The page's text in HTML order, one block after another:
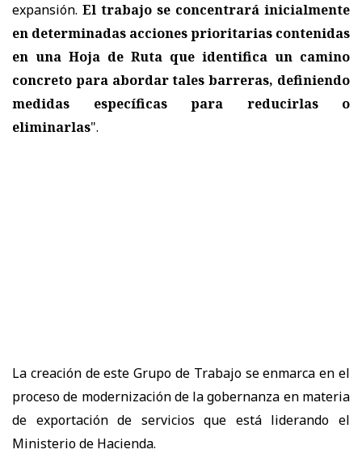
expansión. El trabajo se concentrará inicialmente
en determinadas acciones prioritarias contenidas
en una Hoja de Ruta que identifica un camino
concreto para abordar tales barreras, definiendo
medidas específicas para reducirlas o
eliminarlas".
La creación de este Grupo de Trabajo se enmarca en el
proceso de modernización de la gobernanza en materia
de exportación de servicios que está liderando el
Ministerio de Hacienda.